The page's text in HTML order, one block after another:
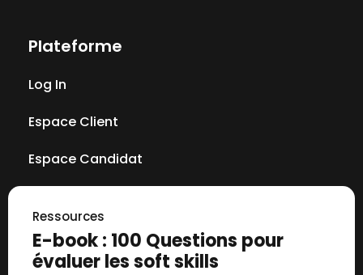
Plateforme
Log In
Espace Client
Espace Candidat
Ressources
E-book : 100 Questions pour
évaluer les soft skills